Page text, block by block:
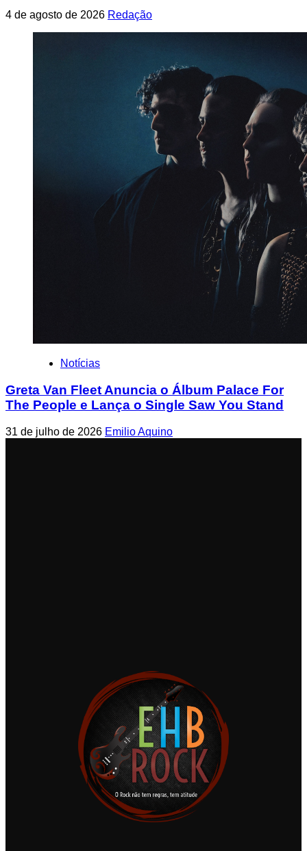
4 de agosto de 2026 Redação
Notícias
Greta Van Fleet Anuncia o Álbum Palace For
The People e Lança o Single Saw You Stand
31 de julho de 2026 Emilio Aquino